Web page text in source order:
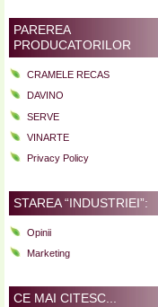
PAREREA
PRODUCATORILOR
CRAMELE RECAS
DAVINO
SERVE
VINARTE
Privacy Policy
STAREA “INDUSTRIEI”:
Opinii
Marketing
CE MAI CITESC...